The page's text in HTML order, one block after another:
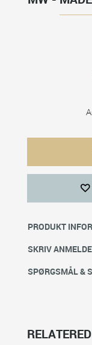
PRODUKT
SKRIV
SPØRGSMÅL &